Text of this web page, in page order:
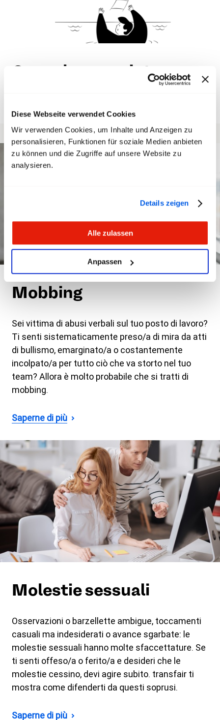
Diese Webseite verwendet Cookies
Wir verwenden Cookies, um Inhalte und Anzeigen zu
personalisieren, Funktionen für soziale Medien anbieten
zu können und die Zugriffe auf unsere Website zu
analysieren.
Details zeigen
Alle zulassen
Anpassen
Consulenza e aiuto
Mobbing
Sei vittima di abusi verbali sul tuo posto di lavoro?
Ti senti sistematicamente preso/a di mira da atti
di bullismo, emarginato/a o costantemente
incolpato/a per tutto ciò che va storto nel tuo
team? Allora è molto probabile che si tratti di
mobbing.
Saperne di più
Molestie sessuali
Osservazioni o barzellette ambigue, toccamenti
casuali ma indesiderati o avance sgarbate: le
molestie sessuali hanno molte sfaccettature. Se
ti senti offeso/a o ferito/a e desideri che le
molestie cessino, devi agire subito. transfair ti
mostra come difenderti da questi soprusi.
Saperne di più